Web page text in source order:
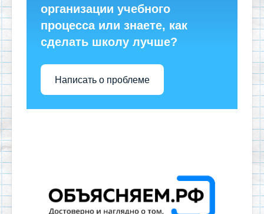
организации учебного
процесса или знаете, как
сделать школу лучше?
Написать о проблеме